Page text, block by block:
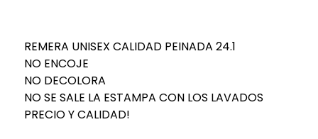
REMERA UNISEX CALIDAD PEINADA 24.1
NO ENCOJE
NO DECOLORA
NO SE SALE LA ESTAMPA CON LOS LAVADOS
PRECIO Y CALIDAD!